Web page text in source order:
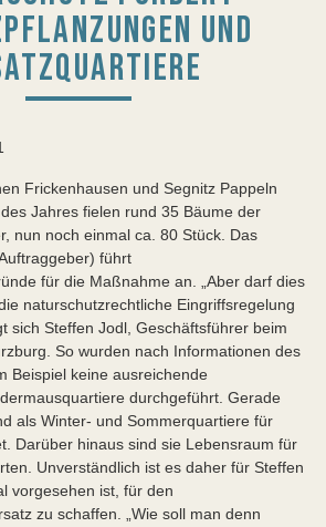
UND
Frickenhausen und Segnitz Pappeln
Jahres fielen rund 35 Bäume der
nun noch einmal ca. 80 Stück. Das
führt
für die Maßnahme an. „Aber darf dies
naturschutzrechtliche Eingriffsregelung
sich Steffen Jodl, Geschäftsführer beim
So wurden nach Informationen des
Beispiel keine ausreichende
durchgeführt. Gerade
als Winter- und Sommerquartiere für
Darüber hinaus sind sie Lebensraum für
Unverständlich ist es daher für Steffen
vorgesehen ist, für den
zu schaffen. „Wie soll man denn